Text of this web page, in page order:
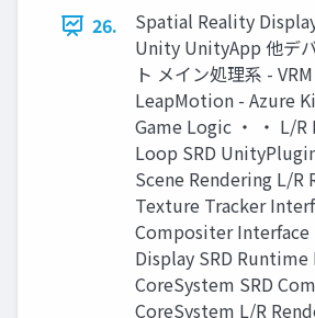
26.
Spatial Reality
Unity UnityApp 他デ
ト メイン処理系 -
LeapMotion - Azure
Game Logic ・ ・ L/R
Loop SRD
Scene Rendering L/R
Texture Tracker
Compositer Interface
Display SRD Runtime
CoreSystem SRD
CoreSystem L/R